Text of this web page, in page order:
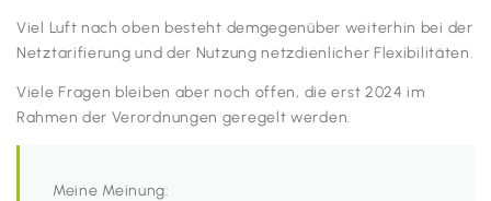
Viel Luft nach oben besteht demgegenüber weiterhin bei der
Netztarifierung und der Nutzung netzdienlicher Flexibilitäten.
Viele Fragen bleiben aber noch offen, die erst 2024 im
Rahmen der Verordnungen geregelt werden.
Meine Meinung: